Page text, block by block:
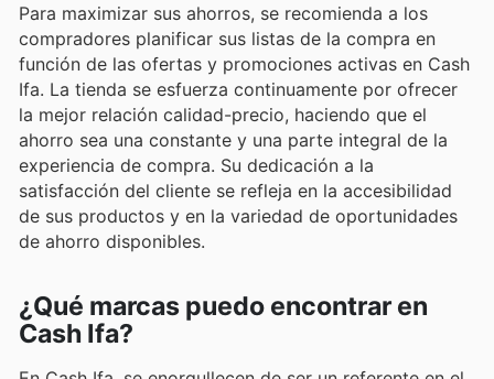
Para maximizar sus ahorros, se recomienda a los
compradores planificar sus listas de la compra en
función de las ofertas y promociones activas en Cash
Ifa. La tienda se esfuerza continuamente por ofrecer
la mejor relación calidad-precio, haciendo que el
ahorro sea una constante y una parte integral de la
experiencia de compra. Su dedicación a la
satisfacción del cliente se refleja en la accesibilidad
de sus productos y en la variedad de oportunidades
de ahorro disponibles.
¿Qué marcas puedo encontrar en
Cash Ifa?